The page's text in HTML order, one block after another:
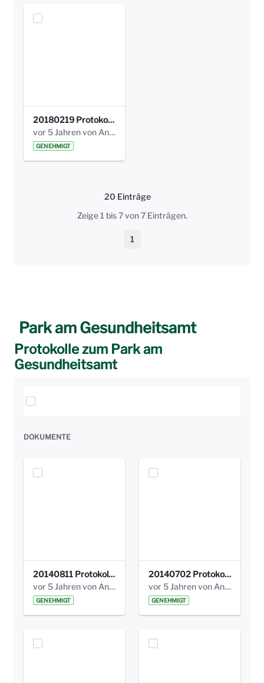
20180219 Protokoll der Projektgruppe Olgaele2012.pdf
vor 5 Jahren von Anni Schlumberger
GENEHMIGT
20 Einträge
Pro Seite
Zeige 1 bis 7 von 7 Einträgen.
Seite
1
Park am Gesundheitsamt
Protokolle zum Park am
Gesundheitsamt
Elemente auswählen
DOKUMENTE
20140811 Protokoll Park am Gesundheitsamt 02.pdf
vor 5 Jahren von Anni Schlumberger
GENEHMIGT
20140702 Protokoll Park am Gesundheitsam 01.pdf
vor 5 Jahren von Anni Schlumberger
GENEHMIGT